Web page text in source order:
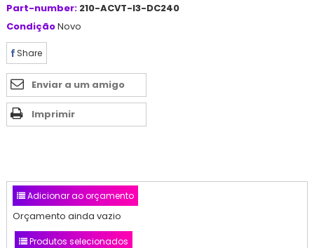
Part-number: 210-ACVT-I3-DC240
CondiçãoNovo
Share
Enviar a um amigo
Imprimir
Adicionar ao orçamento
Orçamento ainda vazio
Produtos selecionados